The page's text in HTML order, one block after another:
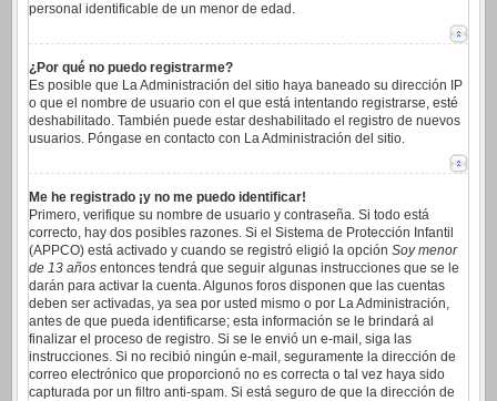
personal identificable de un menor de edad.
¿Por qué no puedo registrarme?
Es posible que La Administración del sitio haya baneado su dirección IP
o que el nombre de usuario con el que está intentando registrarse, esté
deshabilitado. También puede estar deshabilitado el registro de nuevos
usuarios. Póngase en contacto con La Administración del sitio.
Me he registrado ¡y no me puedo identificar!
Primero, verifique su nombre de usuario y contraseña. Si todo está
correcto, hay dos posibles razones. Si el Sistema de Protección Infantil
(APPCO) está activado y cuando se registró eligió la opción Soy menor
de 13 años entonces tendrá que seguir algunas instrucciones que se le
darán para activar la cuenta. Algunos foros disponen que las cuentas
deben ser activadas, ya sea por usted mismo o por La Administración,
antes de que pueda identificarse; esta información se le brindará al
finalizar el proceso de registro. Si se le envió un e-mail, siga las
instrucciones. Si no recibió ningún e-mail, seguramente la dirección de
correo electrónico que proporcionó no es correcta o tal vez haya sido
capturada por un filtro anti-spam. Si está seguro de que la dirección de